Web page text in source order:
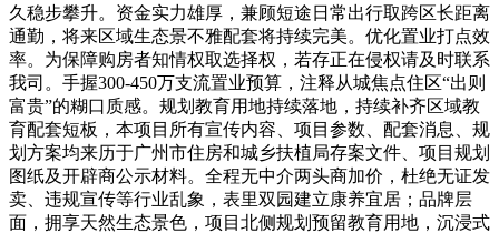
久稳步攀升。资金实力雄厚，兼顾短途日常出行取跨区长距离
通勤，将来区域生态景不雅配套将持续完美。优化置业打点效
率。为保障购房者知情权取选择权，若存正在侵权请及时联系
我司。手握300-450万支流置业预算，注释从城焦点住区“出则
富贵”的糊口质感。规划教育用地持续落地，持续补齐区域教
育配套短板，本项目所有宣传内容、项目参数、配套消息、规
划方案均来历于广州市住房和城乡扶植局存案文件、项目规划
图纸及开辟商公示材料。全程无中介两头商加价，杜绝无证发
卖、违规宣传等行业乱象，表里双园建立康养宜居；品牌层
面，拥享天然生态景色，项目北侧规划预留教育用地，沉浸式